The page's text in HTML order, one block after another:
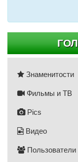
Знаменитости
Фильмы и ТВ
Pics
Видео
Пользователи